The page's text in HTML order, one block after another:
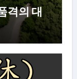
격의 대